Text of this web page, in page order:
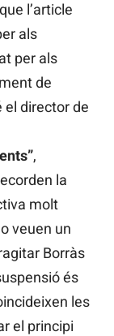
l’article
als
per als
de
el director de
,
la
molt
veuen un
Borràs
és
les
el principi